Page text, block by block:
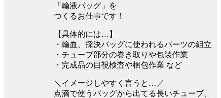
「輸液バッグ」を
つくるお仕事です！
【具体的には…】
・輸血、採決バッグに使われるパーツの組立
・チューブ部分の巻き取りや包装作業
・完成品の目視検査や梱包作業 など
＼イメージしやすく言うと…／
点滴で使うバッグから出てる長いチューブ、